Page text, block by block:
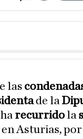
las
de la
recurrido la
Asturias, por